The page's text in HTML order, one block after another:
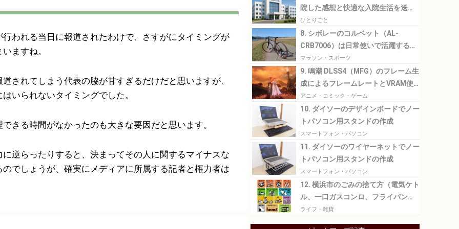
われる当日に報道されたわけで、さすがにタイミングが
ますね。
されてしまう代表の脇が甘すぎるだけだと思いますが、
いられないタイミングでした。
きる時間がなかったのも大きな要因だと思います。
逆らったりすると、決まってその人に関するマイナスな
でしょうが、確実にメディアに所属する記者と権力者は
院した感想と快適な入院生活を送る
ために必要なこと
ひとりごと
8. シボレーのコルベット（AL-
CRB7006）は日常使いで活躍するク
ロスバイク
マラソン・スポーツ
9. 鳴潮 DLSS4（MFG）のフレーム生
成によるフレームレートとVRAM使
用量の比較
アニメ・コミック・ゲーム
10. ダイソーのデザインボードでノー
トパソコン用スタンドの作成
スマートフォン・パソコン
11. ダイソーのワイヤーネットでノー
トパソコン用スタンドの作成
スマートフォン・パソコン
12. 横浜市のごみの捨て方（電気ケト
ル、一口ガスコンロ、フライパン、
洗濯物干し、傘）
ライフ・雑貨